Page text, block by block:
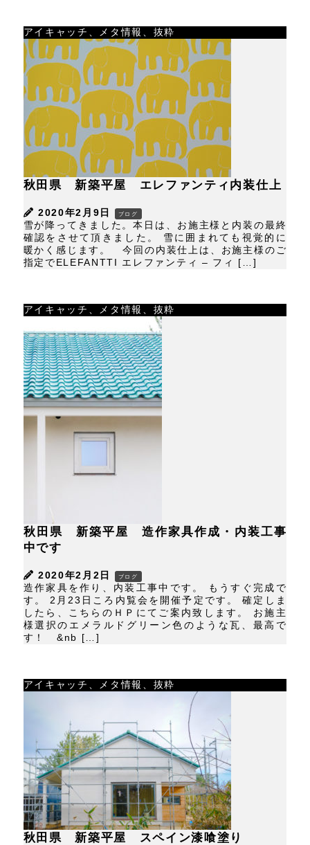
アイキャッチ、メタ情報、抜粋
秋田県 新築平屋 エレファンティ内装仕上
2020年2月9日 ブログ
雪が降ってきました。本日は、お施主様と内装の最終
確認をさせて頂きました。 雪に囲まれても視覚的に
暖かく感じます。 今回の内装仕上は、お施主様のご
指定でELEFANTTI エレファンティ – フィ […]
アイキャッチ、メタ情報、抜粋
秋田県 新築平屋 造作家具作成・内装工事
中です
2020年2月2日 ブログ
造作家具を作り、内装工事中です。 もうすぐ完成で
す。 2月23日ころ内覧会を開催予定です。 確定しま
したら、こちらのＨＰにてご案内致します。 お施主
様選択のエメラルドグリーン色のような瓦、最高で
す！ &nb […]
アイキャッチ、メタ情報、抜粋
秋田県 新築平屋 スペイン漆喰塗り